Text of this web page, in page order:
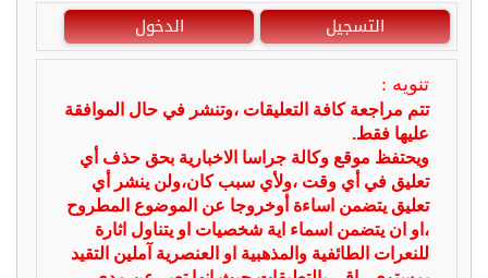
التسجيل الدخول
تنويه :
تتم مراجعة كافة التعليقات ،وتنشر في حال الموافقة
عليها فقط.
ويحتفظ موقع وكالة جراسا الاخبارية بحق حذف أي
تعليق في أي وقت ،ولأي سبب كان،ولن ينشر أي
تعليق يتضمن اساءة أوخروجا عن الموضوع المطروح
،او ان يتضمن اسماء اية شخصيات او يتناول اثارة
للنعرات الطائفية والمذهبية او العنصرية آملين التقيد